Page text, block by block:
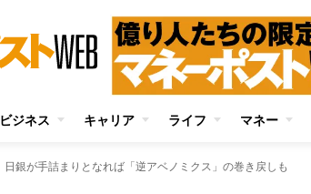
ビジネス キャリア ライフ マネー
日銀が手詰まりとなれば「逆アベノミクス」の巻き戻しも